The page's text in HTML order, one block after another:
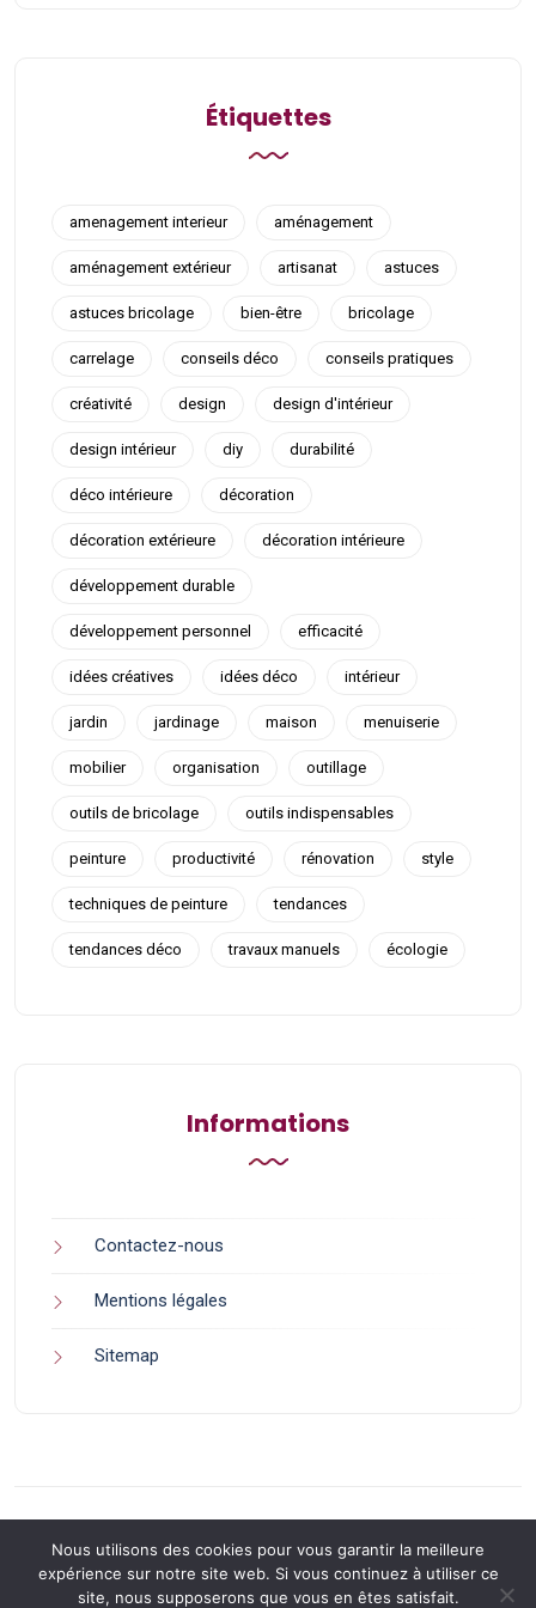
Étiquettes
amenagement interieur aménagement
aménagement extérieur artisanat astuces
astuces bricolage bien-être bricolage
carrelage conseils déco conseils pratiques
créativité design design d'intérieur
design intérieur diy durabilité
déco intérieure décoration
décoration extérieure décoration intérieure
développement durable
développement personnel efficacité
idées créatives idées déco intérieur
jardin jardinage maison menuiserie
mobilier organisation outillage
outils de bricolage outils indispensables
peinture productivité rénovation style
techniques de peinture tendances
tendances déco travaux manuels écologie
Informations
Contactez-nous
Mentions légales
Sitemap
Nous utilisons des cookies pour vous garantir la meilleure
expérience sur notre site web. Si vous continuez à utiliser ce
site, nous supposerons que vous en êtes satisfait.